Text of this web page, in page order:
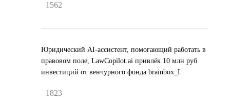
1562
Юридический AI-ассистент, помогающий работать в
правовом поле, LawCopilot.ai привлёк 10 млн руб
инвестиций от венчурного фонда brainbox_I
1823